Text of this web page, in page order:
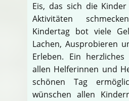
Eis, das sich die
Aktivitäten
Kindertag bot viele
Lachen, Ausprobieren
Erleben. Ein
allen Helferinnen und
schönen Tag
wünschen allen